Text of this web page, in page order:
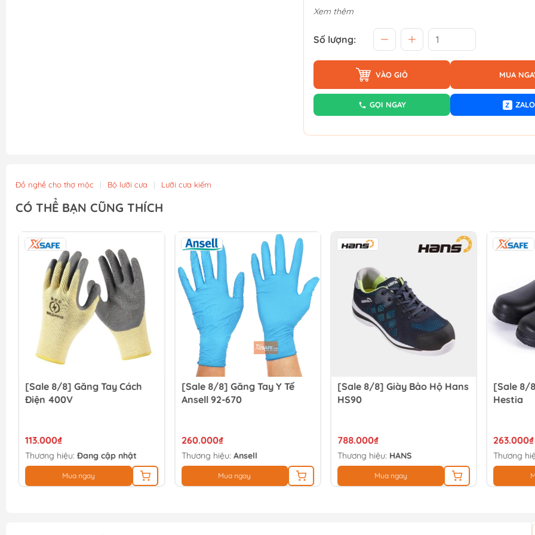
Xem thêm
Số lượng:
VÀO GIỎ MUA
GỌI NGAY Z ZALO
Đồ nghề cho thợ mộc | Bộ lưỡi cưa | Lưỡi cưa kiếm
CÓ THỂ BẠN CŨNG THÍCH
[Sale 8/8] Găng Tay Cách
Điện 400V
113.000₫
Thương hiệu: Đang cập nhật
Mua ngay
[Sale 8/8] Găng Tay Y Tế
Ansell 92-670
260.000₫
Thương hiệu: Ansell
Mua ngay
[Sale 8/8] Giày Bảo Hộ Hans
HS90
788.000₫
Thương hiệu: HANS
Mua ngay
[Sale 8/
Hestia
263.000₫
Thương